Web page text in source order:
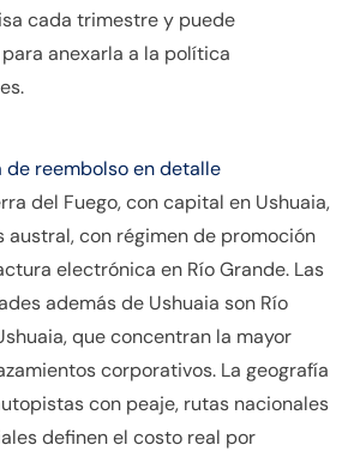
cada trimestre y puede
anexarla a la política
reembolso en detalle
del Fuego, con capital en Ushuaia,
austral, con régimen de promoción
electrónica en Río Grande. Las
además de Ushuaia son Río
que concentran la mayor
corporativos. La geografía
con peaje, rutas nacionales
definen el costo real por